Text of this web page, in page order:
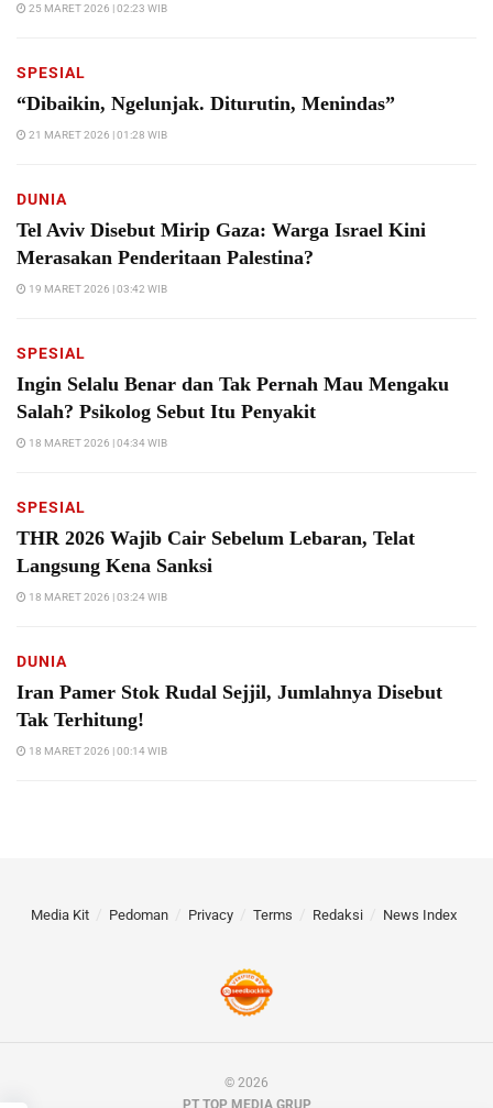
25 MARET 2026 | 02:23 WIB
SPESIAL
“Dibaikin, Ngelunjak. Diturutin, Menindas”
21 MARET 2026 | 01:28 WIB
DUNIA
Tel Aviv Disebut Mirip Gaza: Warga Israel Kini
Merasakan Penderitaan Palestina?
19 MARET 2026 | 03:42 WIB
SPESIAL
Ingin Selalu Benar dan Tak Pernah Mau Mengaku
Salah? Psikolog Sebut Itu Penyakit
18 MARET 2026 | 04:34 WIB
SPESIAL
THR 2026 Wajib Cair Sebelum Lebaran, Telat
Langsung Kena Sanksi
18 MARET 2026 | 03:24 WIB
DUNIA
Iran Pamer Stok Rudal Sejjil, Jumlahnya Disebut
Tak Terhitung!
18 MARET 2026 | 00:14 WIB
Media Kit Pedoman Privacy Terms Redaksi News Index
© 2026
PT TOP MEDIA GRUP